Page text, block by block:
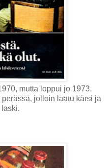
mutta loppui jo 1973.
jolloin laatu kärsi ja
laski.